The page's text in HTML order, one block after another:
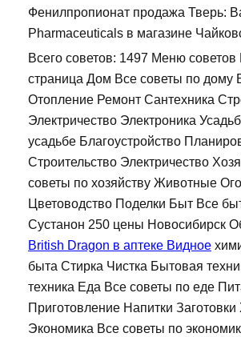
Фенилпропионат продажа Тверь:
Pharmaceuticals в магазине
Всего советов: 1497 Меню советов
страница Дом Все советы по дому
Отопление Ремонт Сантехника
Электричество Электроника
усадьбе Благоустройство
Строительство Электричество
советы по хозяйству Животные
Цветоводство Поделки Быт Все
Сустанон 250 цены Новосибирск
British Dragon в аптеке Видное
быта Стирка Чистка Бытовая
техника Еда Все советы по еде
Приготовление Напитки
Экономика Все советы по